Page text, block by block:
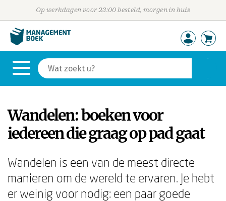
Op werkdagen voor 23:00 besteld, morgen in huis
Wandelen: boeken voor
iedereen die graag op pad gaat
Wandelen is een van de meest directe
manieren om de wereld te ervaren. Je hebt
er weinig voor nodig: een paar goede